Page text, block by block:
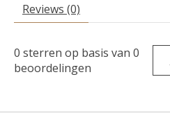
Reviews (0)
0 sterren op basis van 0
beoordelingen